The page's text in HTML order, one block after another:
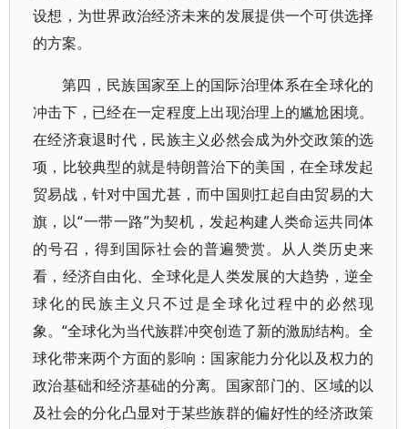
设想，为世界政治经济未来的发展提供一个可供选择
的方案。
第四，民族国家至上的国际治理体系在全球化的
冲击下，已经在一定程度上出现治理上的尴尬困境。
在经济衰退时代，民族主义必然会成为外交政策的选
项，比较典型的就是特朗普治下的美国，在全球发起
贸易战，针对中国尤甚，而中国则扛起自由贸易的大
旗，以“一带一路”为契机，发起构建人类命运共同体
的号召，得到国际社会的普遍赞赏。从人类历史来
看，经济自由化、全球化是人类发展的大趋势，逆全
球化的民族主义只不过是全球化过程中的必然现
象。“全球化为当代族群冲突创造了新的激励结构。全
球化带来两个方面的影响：国家能力分化以及权力的
政治基础和经济基础的分离。国家部门的、区域的以
及社会的分化凸显对于某些族群的偏好性的经济政策